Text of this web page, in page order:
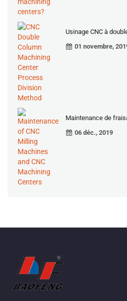
Usinage CNC à
01 novembre,
Maintenance de
06 déc., 2019